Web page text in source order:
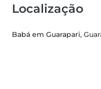
Localização
Babá em Guarapari,